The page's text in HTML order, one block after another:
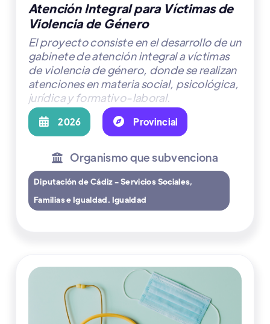
Atención Integral para Víctimas de
Violencia de Género
El proyecto consiste en el desarrollo de un
gabinete de atención integral a víctimas
de violencia de género, donde se realizan
atenciones en materia social, psicológica,
jurídica y formativo-laboral.
 2026  Provincial
 Organismo que subvenciona
Diputación de Cádiz - Servicios Sociales,
Familias e Igualdad. Igualdad